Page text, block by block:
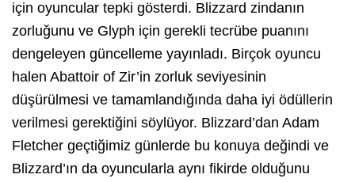
için oyuncular tepki gösterdi. Blizzard zindanın
zorluğunu ve Glyph için gerekli tecrübe puanını
dengeleyen güncelleme yayınladı. Birçok oyuncu
halen Abattoir of Zir’in zorluk seviyesinin
düşürülmesi ve tamamlandığında daha iyi ödüllerin
verilmesi gerektiğini söylüyor. Blizzard’dan Adam
Fletcher geçtiğimiz günlerde bu konuya değindi ve
Blizzard’ın da oyuncularla aynı fikirde olduğunu